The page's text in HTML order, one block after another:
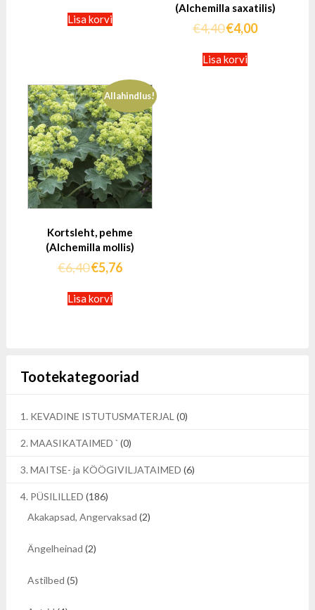
Lisa korvi
(Alchemilla saxatilis)
€4,40€4,00
Lisa korvi
Allahindlus!
Kortsleht, pehme
(Alchemilla mollis)
€6,40€5,76
Lisa korvi
Tootekategooriad
1. KEVADINE ISTUTUSMATERJAL (0)
2. MAASIKATAIMED ` (0)
3. MAITSE- ja KÖÖGIVILJATAIMED (6)
4. PÜSILILLED (186)
Akakapsad, Angervaksad (2)
Ängelheinad (2)
Astilbed (5)